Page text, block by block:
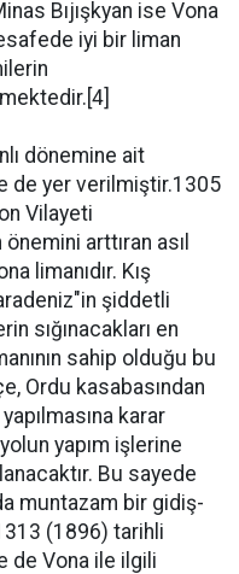
Bıjışkyan ise Vona
iyi bir liman
dönemine ait
de yer verilmiştir.1305
Vilayeti
arttıran asıl
limanıdır. Kış
şiddetli
sığınacakları en
sahip olduğu bu
Ordu kasabasından
karar
yapım işlerine
Bu sayede
muntazam bir gidiş-
(1896) tarihli
de Vona ile ilgili